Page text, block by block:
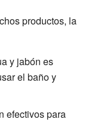
productos, la
y jabón es
el baño y
efectivos para